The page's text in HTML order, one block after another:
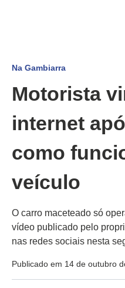
Na Gambiarra
Motorista
internet
como
veículo
O carro maceteado só
vídeo publicado pelo
nas redes sociais nesta
Publicado em 14 de outubro